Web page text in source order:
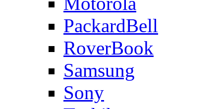
PackardBell
RoverBook
Samsung
Sony